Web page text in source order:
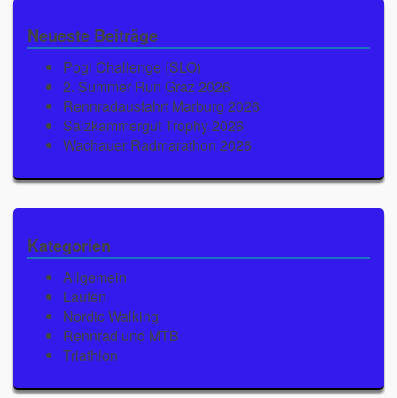
Neueste Beiträge
Pogi Challenge (SLO)
2. Summer Run Graz 2026
Rennradausfahrt Marburg 2026
Salzkammergut Trophy 2026
Wachauer Radmarathon 2026
Kategorien
Allgemein
Laufen
Nordic Walking
Rennrad und MTB
Triathlon